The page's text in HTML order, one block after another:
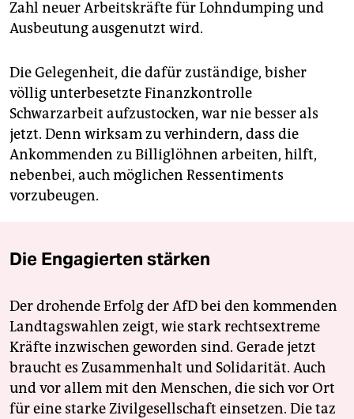
Zahl neuer Arbeitskräfte für Lohndumping und
Ausbeutung ausgenutzt wird.
Die Gelegenheit, die dafür zuständige, bisher
völlig unterbesetzte Finanzkontrolle
Schwarzarbeit aufzustocken, war nie besser als
jetzt. Denn wirksam zu verhindern, dass die
Ankommenden zu Billiglöhnen arbeiten, hilft,
nebenbei, auch möglichen Ressentiments
vorzubeugen.
Die Engagierten stärken
Der drohende Erfolg der AfD bei den kommenden
Landtagswahlen zeigt, wie stark rechtsextreme
Kräfte inzwischen geworden sind. Gerade jetzt
braucht es Zusammenhalt und Solidarität. Auch
und vor allem mit den Menschen, die sich vor Ort
für eine starke Zivilgesellschaft einsetzen. Die taz